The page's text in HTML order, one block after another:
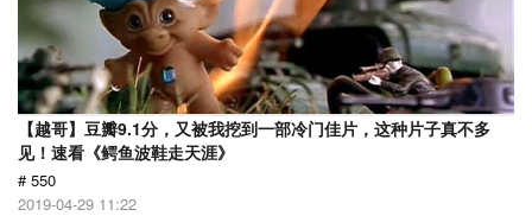
【越哥】豆瓣9.1分，又被我挖到一部冷门佳片，这种片子真不多
见！速看《鳄鱼波鞋走天涯》
# 550
2019-04-29 11:22